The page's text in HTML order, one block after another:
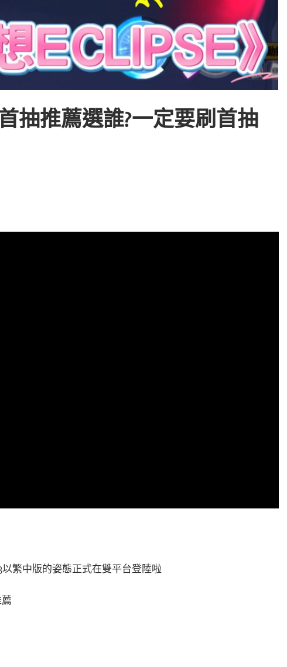
首抽推薦選誰?一定要刷首抽
繁中版的姿態正式在雙平台登陸啦